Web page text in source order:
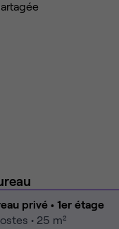
privé • 1er étage
• 25 m²